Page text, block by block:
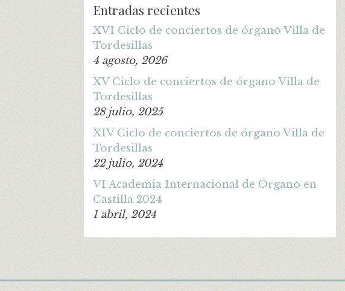
Entradas recientes
XVI Ciclo de conciertos de órgano Villa de
Tordesillas
4 agosto, 2026
XV Ciclo de conciertos de órgano Villa de
Tordesillas
28 julio, 2025
XIV Ciclo de conciertos de órgano Villa de
Tordesillas
22 julio, 2024
VI Academia Internacional de Órgano en
Castilla 2024
1 abril, 2024